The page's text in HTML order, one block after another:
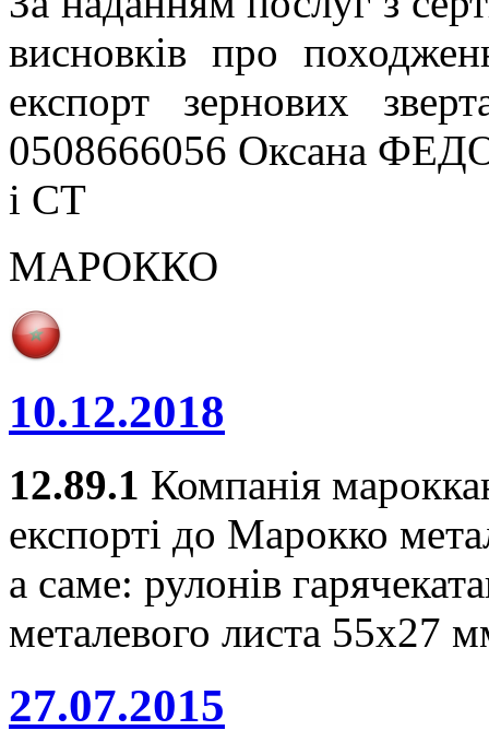
висновків про
експорт зернових
0508666056 Оксана
і СТ
МАРОККО
10.12.2018
12.89.1 Компанія
експорті до Марокко
а саме: рулонів
металевого листа 55х27
27.07.2015